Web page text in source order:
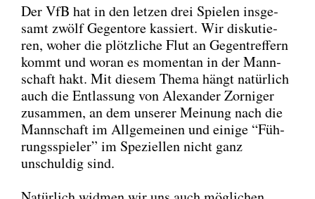
Der VfB hat in den let­zen drei Spie­len ins­ge­
samt zwölf Gegen­to­re kas­siert. Wir dis­ku­tie­
ren, woher die plötz­li­che Flut an Gegen­tref­fern
kommt und wor­an es momen­tan in der Mann­
schaft hakt. Mit die­sem The­ma hängt natür­lich
auch die Ent­las­sung von Alex­an­der Zor­ni­ger
zusam­men, an dem unse­rer Mei­nung nach die
Mann­schaft im All­ge­mei­nen und eini­ge “Füh­
rungs­spie­ler” im Spe­zi­el­len nicht ganz
unschul­dig sind.